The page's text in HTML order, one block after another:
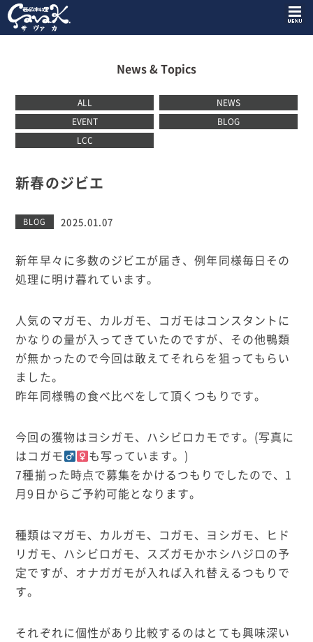
News & Topics
ALL
NEWS
EVENT
BLOG
LCC
新春のジビエ
BLOG 2025.01.07
新年早々に多数のジビエが届き、例年同様毎日その
処理に明け暮れています。
人気のマガモ、カルガモ、コガモはコンスタントに
かなりの量が入ってきていたのですが、その他鴨類
が無かったので今回は敢えてそれらを狙ってもらい
ました。
昨年同様鴨の食べ比べをして頂くつもりです。
今回の獲物はヨシガモ、ハシビロカモです。(写真に
はコガモ
も写っています。)
7種揃った時点で募集をかけるつもりでしたので、1
月9日からご予約可能となります。
種類はマガモ、カルガモ、コガモ、ヨシガモ、ヒド
リガモ、ハシビロガモ、スズガモかホシハジロの予
定ですが、オナガガモが入れば入れ替えるつもりで
す。
それぞれに個性があり比較するのはとても興味深い